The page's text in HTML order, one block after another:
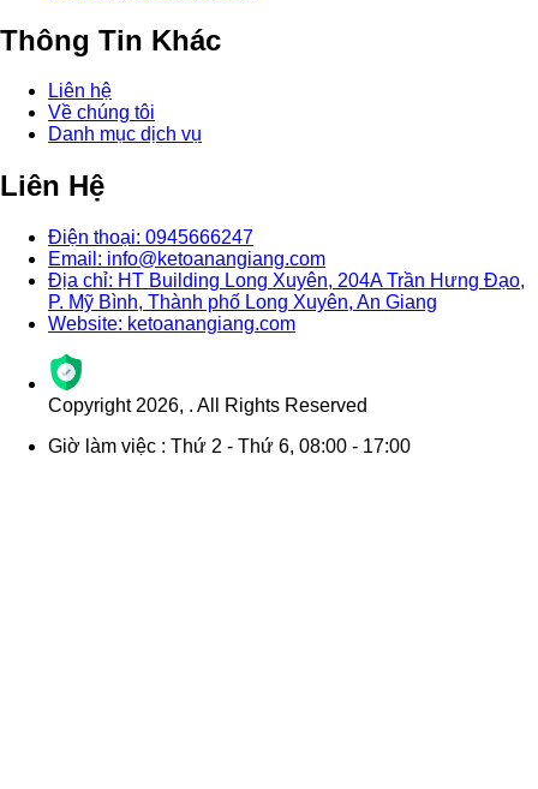
Thông Tin Khác
Liên hệ
Về chúng tôi
Danh mục dịch vụ
Liên Hệ
Điện thoại: 0945666247
Email: info@ketoanangiang.com
Địa chỉ: HT Building Long Xuyên, 204A Trần Hưng Đạo,
P. Mỹ Bình, Thành phố Long Xuyên, An Giang
Website: ketoanangiang.com
Copyright 2026, . All Rights Reserved
Giờ làm việc : Thứ 2 - Thứ 6, 08:00 - 17:00